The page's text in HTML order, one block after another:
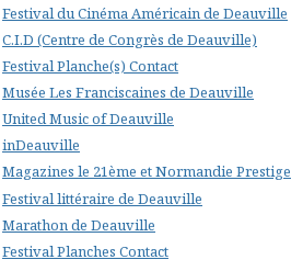
Festival du Cinéma Américain de Deauville
C.I.D (Centre de Congrès de Deauville)
Festival Planche(s) Contact
Musée Les Franciscaines de Deauville
United Music of Deauville
inDeauville
Magazines le 21ème et Normandie Prestige
Festival littéraire de Deauville
Marathon de Deauville
Festival Planches Contact